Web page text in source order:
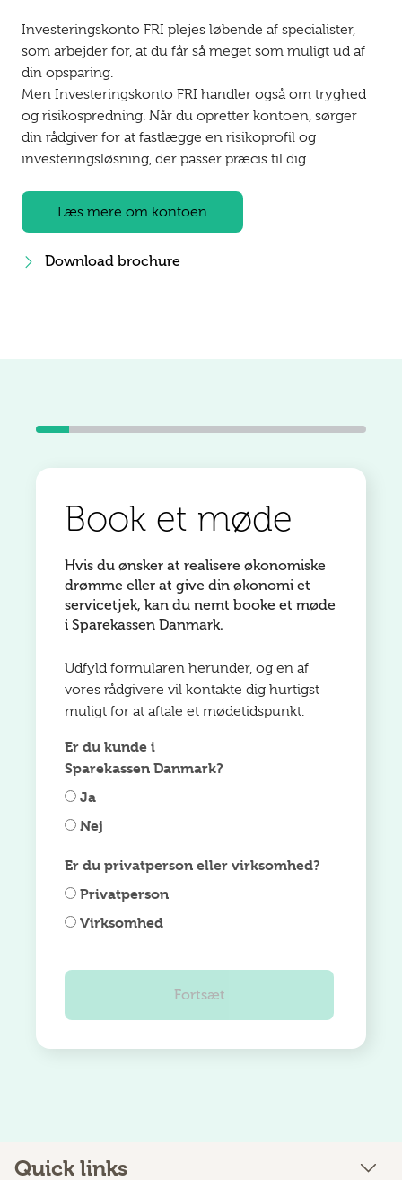
Investeringskonto FRI plejes løbende af specialister,
som arbejder for, at du får så meget som muligt ud af
din opsparing.
Men Investeringskonto FRI handler også om tryghed
og risikospredning. Når du opretter kontoen, sørger
din rådgiver for at fastlægge en risikoprofil og
investeringsløsning, der passer præcis til dig.
Læs mere om kontoen
Download brochure
Book et møde
Hvis du ønsker at realisere økonomiske
drømme eller at give din økonomi et
servicetjek, kan du nemt booke et møde
i Sparekassen Danmark.
Udfyld formularen herunder, og en af
vores rådgivere vil kontakte dig hurtigst
muligt for at aftale et mødetidspunkt.
Er du kunde i
Sparekassen Danmark?
Ja
Nej
Er du privatperson eller virksomhed?
Privatperson
Virksomhed
Quick links